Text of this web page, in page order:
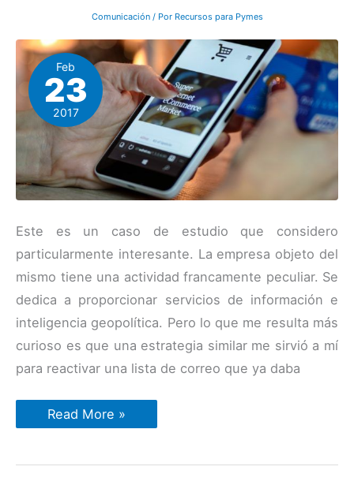
Jerry
Weisman
Comunicación/ Por Recursos para Pymes
Feb
23
2017
Este es un caso de estudio que considero
particularmente interesante. La empresa objeto del
mismo tiene una actividad francamente peculiar. Se
dedica a proporcionar servicios de información e
inteligencia geopolítica. Pero lo que me resulta más
curioso es que una estrategia similar me sirvió a mí
para reactivar una lista de correo que ya daba
Cómo
reavivar
de
Read More »